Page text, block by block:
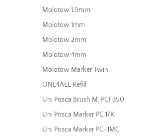
Molotow 1.5mm
Molotow 1mm
Molotow 2mm
Molotow 4mm
Molotow Marker Twin
ONE4ALL Refill
Uni Posca Brush M. PCF350
Uni Posca Marker PC 17K
Uni Posca Marker PC-1MC